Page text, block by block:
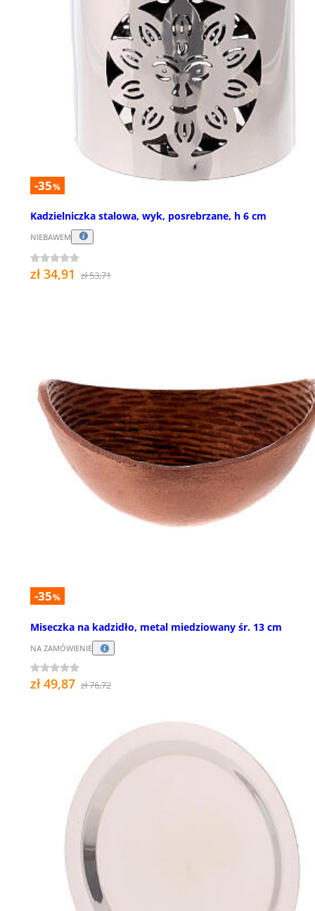
-35%
Kadzielniczka stalowa, wyk, posrebrzane, h 6 cm
NIEBAWEM
zł 34,91 zł 53,71
-35%
Miseczka na kadzidło, metal miedziowany śr. 13 cm
NA ZAMÓWIENIE
zł 49,87 zł 76,72